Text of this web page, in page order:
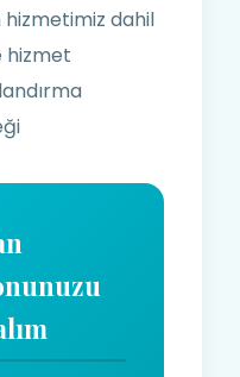
hizmetimiz dahil
hizmet